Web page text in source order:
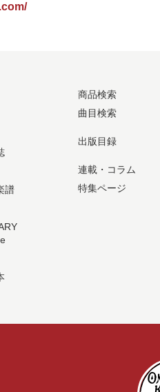
譜
商品検索
曲目検索
出版目録
連載・コラム
特集ページ